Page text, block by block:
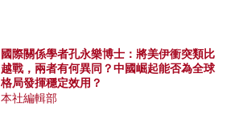
國際關係學者孔永樂博士：將美伊衝突類比
越戰，兩者有何異同？中國崛起能否為全球
格局發揮穩定效用？
本社編輯部